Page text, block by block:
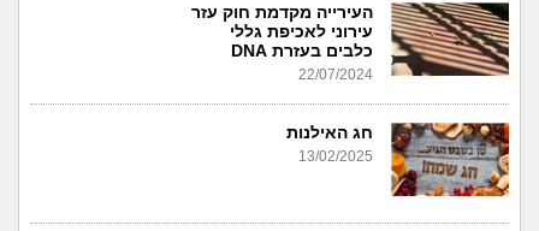
העירייה מקדמת חוק עזר
עירוני לאכיפת גללי
כלבים בעזרת DNA
22/07/2024
חג האילנות
13/02/2025